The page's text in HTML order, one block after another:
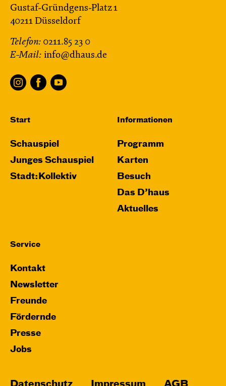
Gustaf-Gründgens-Platz 1
40211 Düsseldorf
Telefon: 0211.85 23 0
E-Mail: info@dhaus.de
Start
Schauspiel
Junges Schauspiel
Stadt:Kollektiv
Informationen
Programm
Karten
Besuch
Das D’haus
Aktuelles
Service
Kontakt
Newsletter
Freunde
Fördernde
Presse
Jobs